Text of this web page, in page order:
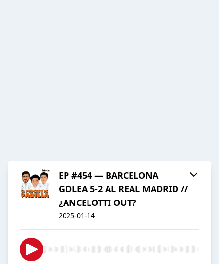
EP #454 — BARCELONA
GOLEA 5-2 AL REAL MADRID //
¿ANCELOTTI OUT?
2025-01-14